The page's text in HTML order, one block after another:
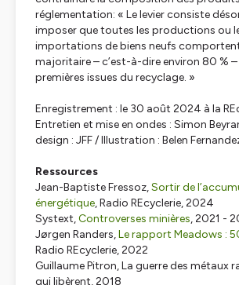
réglementation: « Le levier consiste
imposer que toutes les productions ou
importations de biens neufs
majoritaire – c’est-à-dire environ 80 %
premières issues du recyclage. »
Enregistrement : le 30 août 2024 à la
Entretien et mise en ondes : Simon
design : JFF / Illustration : Belen
Ressources
Jean-Baptiste Fressoz,Sortir de
énergétique, Radio REcyclerie, 2024
Systext,Controverses minières,2021 -
Jørgen Randers,Le rapport Meadows :
Radio REcyclerie, 2022
Guillaume Pitron,La guerre des métaux
qui libèrent, 2018